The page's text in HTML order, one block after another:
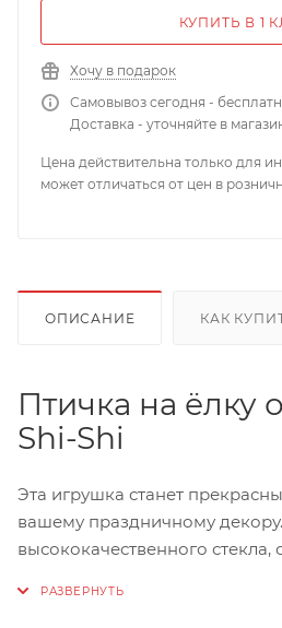
КУПИТЬ В 1
Хочу в подарок
Самовывоз сегодня -
Доставка - уточняйте в
Цена действительна только для
может отличаться от цен в
ОПИСАНИЕ КАК
Птичка на ёлку
Shi-Shi
Эта игрушка станет
вашему праздничному
высококачественного стекла,